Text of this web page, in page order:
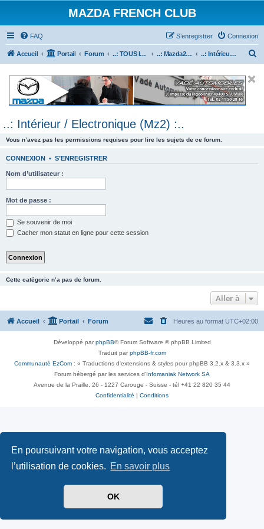
En poursuivant votre navigation, vous acceptez
l’utilisation de cookies. En savoir plus
OK
MAZDA FRENCH CLUB
FAQ Connexion
S’enregistrer
Accueil Portail Forum ..: TOUS les Véhicules MAZDA :.. ..: Mazda2 :.. ..: Intérieur / Electronique (Mz2) :..
e
..: Intérieur / Electronique (Mz2) :..
Vous n’avez pas les permissions requises pour lire les sujets de ce forum.
CONNEXION • S’ENREGISTRER
Nom d’utilisateur :
Mot de passe :
Se souvenir de moi
Cacher mon statut en ligne pour cette session
Cette catégorie n’a pas de forum.
Aller à
Accueil Portail Forum Heures au format UTC+02:00
Développé parphpBB® Forum Software © phpBB Limited
Traduit parphpBB-fr.com
Communauté EzCom : « Traductions d'extensions & styles pour phpBB 3.2.x & 3.3.x »
Forum hébergé par les services d’ Infomaniak Network SA
Avenue de la Praille, 26 - 1227 Carouge - Suisse - tél +41 22 820 35 44
Confidentialité
Conditions